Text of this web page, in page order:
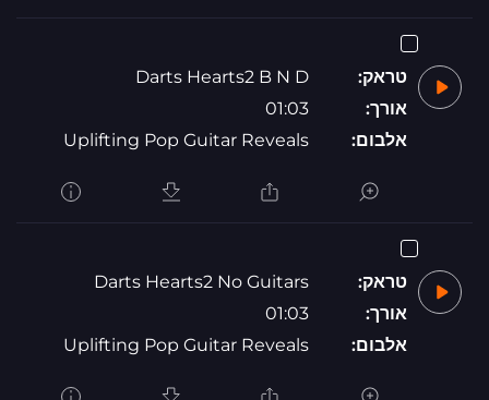
טראק:
Darts Hearts2 B N D
אורך:
01:03
אלבום:
Uplifting Pop Guitar Reveals
טראק:
Darts Hearts2 No Guitars
אורך:
01:03
אלבום:
Uplifting Pop Guitar Reveals